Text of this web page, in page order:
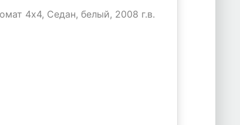
4х4, Седан, белый, 2008 г.в.